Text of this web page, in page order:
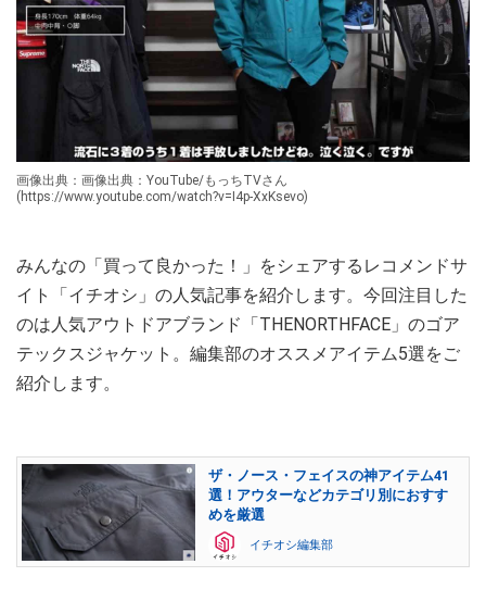
画像出典：画像出典：YouTube/もっちTVさん
(https://www.youtube.com/watch?v=I4p-XxKsevo)
みんなの「買って良かった！」をシェアするレコメンドサ
イト「イチオシ」の人気記事を紹介します。今回注目した
のは人気アウトドアブランド「THENORTHFACE」のゴア
テックスジャケット。編集部のオススメアイテム5選をご
紹介します。
ザ・ノース・フェイスの神アイテム41
選！アウターなどカテゴリ別におすす
めを厳選
イチオシ編集部